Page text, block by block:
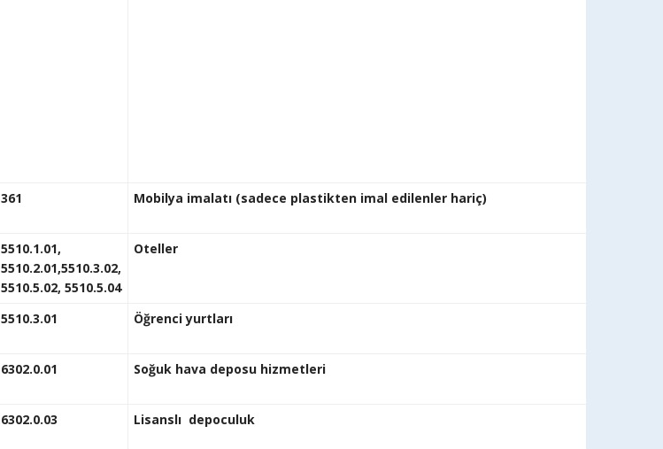
361 Mobilya imalatı (sadece plastikten imal edilenler hariç)
5510.1.01,
5510.2.01,5510.3.02,
5510.5.02, 5510.5.04
5510.3.01 Öğrenci
6302.0.01 Soğuk hava
6302.0.03 Lisanslı